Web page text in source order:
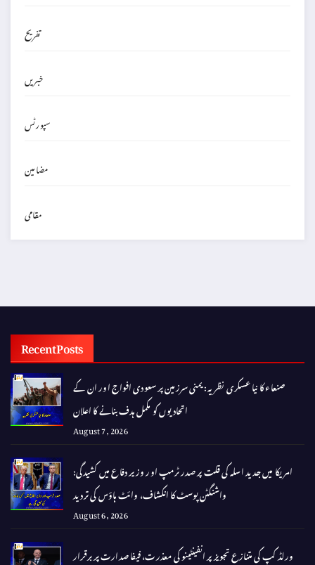
تفریح
خبریں
سپورٹس
مضامین
مقامی
Recent Posts
صنعاء کا نیا عسکری نظریہ: یمنی سرزمین پر سعودی افواج اور ان کے
اتحادیوں کو مکمل ہدف بنانے کا اعلان
August 7, 2026
امریکا میں جدید اسلہ کی قلت پر صدر ٹرمپ اور وزیر دفاع میں کشیدگی:
واشنگٹن پوسٹ کا انکشاف، وائٹ ہاؤس کی تردید
August 6, 2026
ورلڈ کپ کی متنازع تجویز پر انفینٹینو کی معذرت، فیفا صدارت پر برقرار